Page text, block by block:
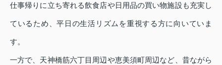
仕事帰りに立ち寄れる飲食店や日用品の買い物施設も充実し
ているため、平日の生活リズムを重視する方に向いていま
す。
一方で、天神橋筋六丁目周辺や恵美須町周辺など、昔ながら